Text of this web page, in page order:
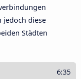
jedoch diese
Städten
6:35